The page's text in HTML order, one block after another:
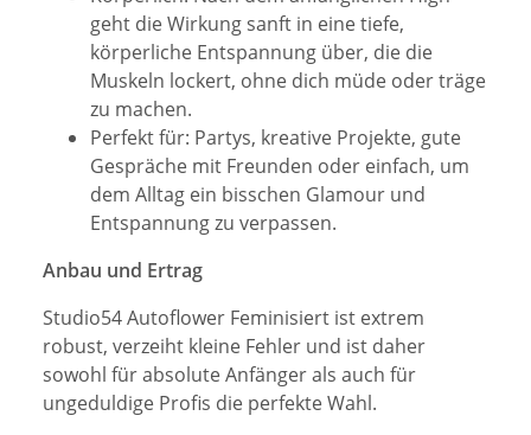
geht die Wirkung sanft in eine tiefe,
körperliche Entspannung über, die die
Muskeln lockert, ohne dich müde oder träge
zu machen.
Perfekt für: Partys, kreative Projekte, gute
Gespräche mit Freunden oder einfach, um
dem Alltag ein bisschen Glamour und
Entspannung zu verpassen.
Anbau und Ertrag
Studio54 Autoflower Feminisiert ist extrem
robust, verzeiht kleine Fehler und ist daher
sowohl für absolute Anfänger als auch für
ungeduldige Profis die perfekte Wahl.